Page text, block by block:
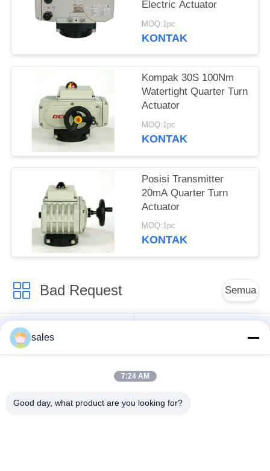
PRIVACY
Electric Actuator
MOQ:1pc
KONTAK
Kompak 30S 100Nm
Watertight Quarter Turn
Actuator
MOQ:1pc
KONTAK
Posisi Transmitter
20mA Quarter Turn
Actuator
MOQ:1pc
KONTAK
Bad Request Semua
Aktuator seperempat
putaran
Smart Electric
sales
7:24 AM
Good day, what product are you looking for?